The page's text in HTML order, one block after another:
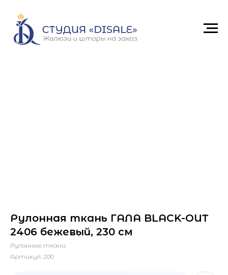
Рулонная ткань ГАЛА BLACK-OUT
2406 бежевый, 230 см
Рулонные ткани
Артикул: 200